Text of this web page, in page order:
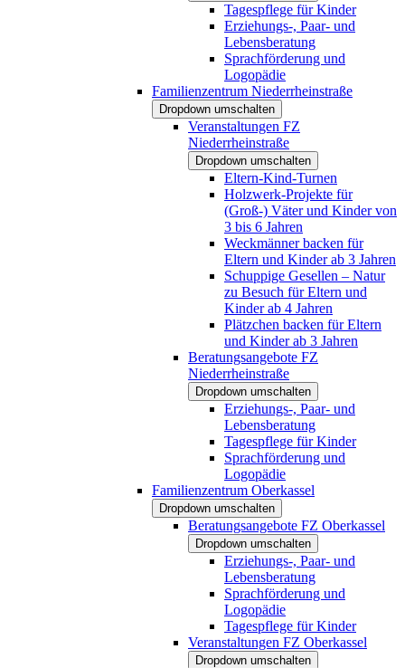
Tagespflege für Kinder
Erziehungs-, Paar- und
Lebensberatung
Sprachförderung und
Logopädie
Familienzentrum Niederrheinstraße
Dropdown umschalten
Veranstaltungen FZ
Niederrheinstraße
Dropdown umschalten
Eltern-Kind-Turnen
Holzwerk-Projekte für
(Groß-) Väter und Kinder von
3 bis 6 Jahren
Weckmänner backen für
Eltern und Kinder ab 3 Jahren
Schuppige Gesellen – Natur
zu Besuch für Eltern und
Kinder ab 4 Jahren
Plätzchen backen für Eltern
und Kinder ab 3 Jahren
Beratungsangebote FZ
Niederrheinstraße
Dropdown umschalten
Erziehungs-, Paar- und
Lebensberatung
Tagespflege für Kinder
Sprachförderung und
Logopädie
Familienzentrum Oberkassel
Dropdown umschalten
Beratungsangebote FZ Oberkassel
Dropdown umschalten
Erziehungs-, Paar- und
Lebensberatung
Sprachförderung und
Logopädie
Tagespflege für Kinder
Veranstaltungen FZ Oberkassel
Dropdown umschalten